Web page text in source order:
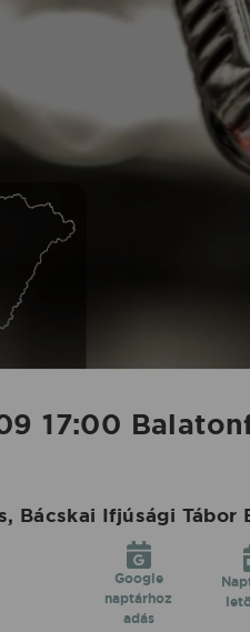
17:00
Bácskai Ifjúsági Tábor
Google
naptárhoz
adás